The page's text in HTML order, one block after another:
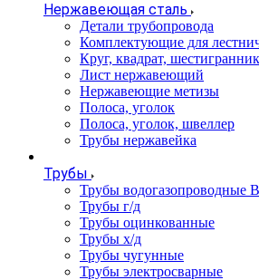
Нержавеющая сталь
Детали трубопровода
Комплектующие для
Круг, квадрат, шестигранник
Лист нержавеющий
Нержавеющие метизы
Полоса, уголок
Полоса, уголок, швеллер
Трубы нержавейка
Трубы
Трубы водогазопроводные
Трубы г/д
Трубы оцинкованные
Трубы х/д
Трубы чугунные
Трубы электросварные